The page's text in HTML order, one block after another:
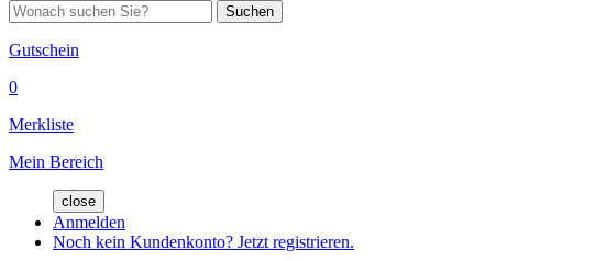
Suchen
Gutschein
0
Merkliste
Mein Bereich
close
Anmelden
Noch kein Kundenkonto? Jetzt registrieren.